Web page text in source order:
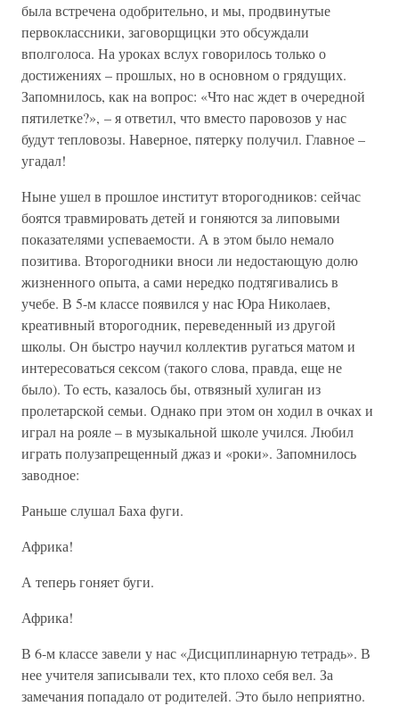
была встречена одобрительно, и мы, продвинутые
первоклассники, заговорщицки это обсуждали
вполголоса. На уроках вслух говорилось только о
достижениях – прошлых, но в основном о грядущих.
Запомнилось, как на вопрос: «Что нас ждет в очередной
пятилетке?», – я ответил, что вместо паровозов у нас
будут тепловозы. Наверное, пятерку получил. Главное –
угадал!
Ныне ушел в прошлое институт второгодников: сейчас
боятся травмировать детей и гоняются за липовыми
показателями успеваемости. А в этом было немало
позитива. Второгодники вноси ли недостающую долю
жизненного опыта, а сами нередко подтягивались в
учебе. В 5-м классе появился у нас Юра Николаев,
креативный второгодник, переведенный из другой
школы. Он быстро научил коллектив ругаться матом и
интересоваться сексом (такого слова, правда, еще не
было). То есть, казалось бы, отвязный хулиган из
пролетарской семьи. Однако при этом он ходил в очках и
играл на рояле – в музыкальной школе учился. Любил
играть полузапрещенный джаз и «роки». Запомнилось
заводное:
Раньше слушал Баха фуги.
Африка!
А теперь гоняет буги.
Африка!
В 6-м классе завели у нас «Дисциплинарную тетрадь». В
нее учителя записывали тех, кто плохо себя вел. За
замечания попадало от родителей. Это было неприятно.